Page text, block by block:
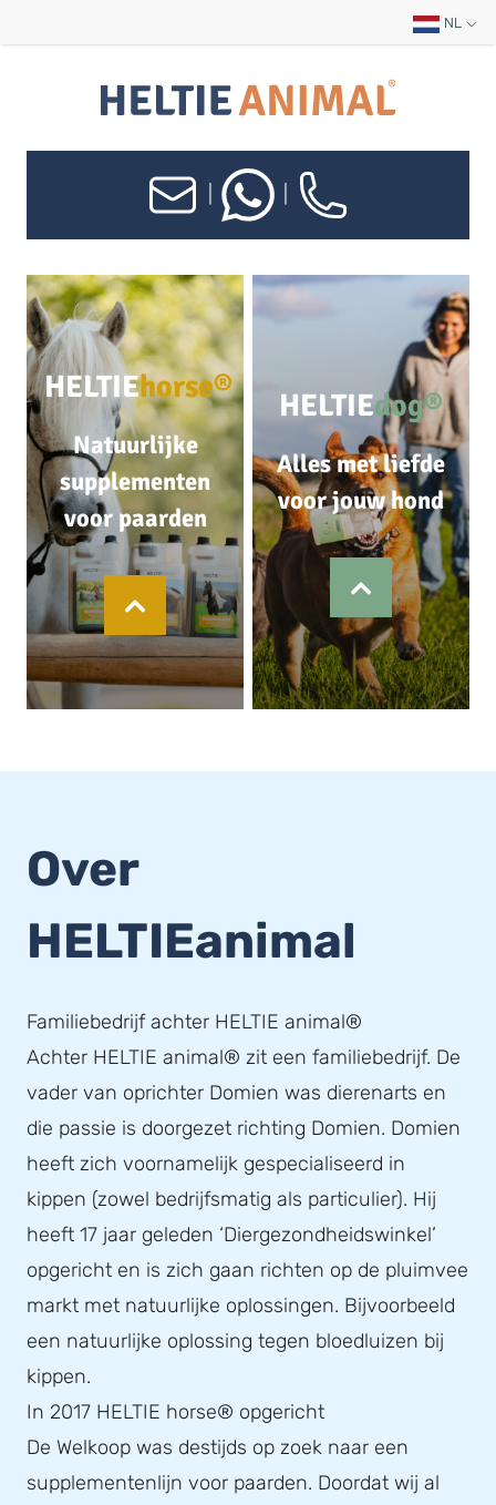
NL
HELTIEhorse®
Natuurlijke
supplementen
voor paarden
HELTIEdog®
Alles met liefde
voor jouw hond
Over
HELTIEanimal
Familiebedrijf achter HELTIE animal®
Achter HELTIE animal® zit een familiebedrijf. De
vader van oprichter Domien was dierenarts en
die passie is doorgezet richting Domien. Domien
heeft zich voornamelijk gespecialiseerd in
kippen (zowel bedrijfsmatig als particulier). Hij
heeft 17 jaar geleden ‘Diergezondheidswinkel’
opgericht en is zich gaan richten op de pluimvee
markt met natuurlijke oplossingen. Bijvoorbeeld
een natuurlijke oplossing tegen bloedluizen bij
kippen.
In 2017 HELTIE horse® opgericht
De Welkoop was destijds op zoek naar een
supplementenlijn voor paarden. Doordat wij al